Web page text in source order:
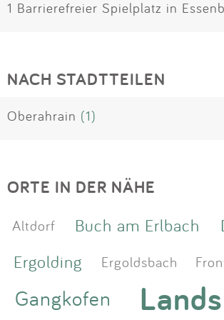
1 Barrierefreier Spielplatz in
NACH STADTTEILEN
Oberahrain (1)
ORTE IN DER NÄHE
Altdorf Buch am Erlbach
Ergolding
Ergoldsbach
Gangkofen